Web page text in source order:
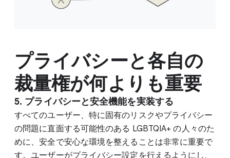
プライバシーと各自の
裁量権が何よりも重要
5. プライバシーと安全機能を実装する
すべてのユーザー、特に固有のリスクやプライバシー
の問題に直面する可能性のある LGBTQIA+ の人々のた
めに、安全で安心な環境を整えることは非常に重要で
す。ユーザーがプライバシー設定を行えるようにし、